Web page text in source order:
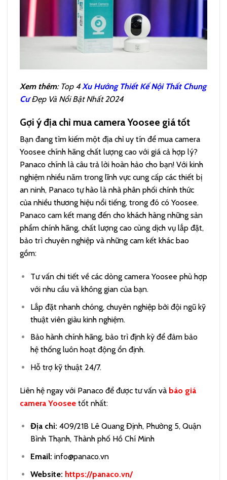
Xem thêm: Top 4Xu Hướng Thiết Kế Nội Thất Chung
CưĐẹp Và Nổi Bật Nhất 2024
Gợi ý địa chỉ mua camera Yoosee giá tốt
Bạn đang tìm kiếm một địa chỉ uy tín để mua camera
Yoosee chính hãng chất lượng cao với giá cả hợp lý?
Panaco chính là câu trả lời hoàn hảo cho bạn! Với kinh
nghiệm nhiều năm trong lĩnh vực cung cấp các thiết bị
an ninh, Panaco tự hào là nhà phân phối chính thức
của nhiều thương hiệu nổi tiếng, trong đó có Yoosee.
Panaco cam kết mang đến cho khách hàng những sản
phẩm chính hãng, chất lượng cao cùng dịch vụ lắp đặt,
bảo trì chuyên nghiệp và những cam kết khác bao
gồm:
Tư vấn chi tiết về các dòng camera Yoosee phù hợp
với nhu cầu và không gian của bạn.
Lắp đặt nhanh chóng, chuyên nghiệp bởi đội ngũ kỹ
thuật viên giàu kinh nghiệm.
Bảo hành chính hãng, bảo trì định kỳ để đảm bảo
hệ thống luôn hoạt động ổn định.
Hỗ trợ kỹ thuật 24/7.
Liên hệ ngay với Panaco để được tư vấn và báo giá
camera Yoosee tốt nhất:
Địa chỉ: 409/21B Lê Quang Định, Phường 5, Quận
Bình Thạnh, Thành phố Hồ Chí Minh
Email: info@panaco.vn
Website: https://panaco.vn/